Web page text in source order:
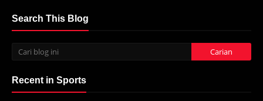
Search This Blog
Recent in Sports